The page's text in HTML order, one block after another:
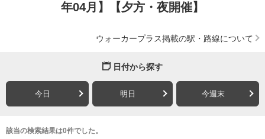
年04月】【夕方・夜開催】
ウォーカープラス掲載の駅・路線について
日付から探す
今日 明日 今週末
該当の検索結果は0件でした。